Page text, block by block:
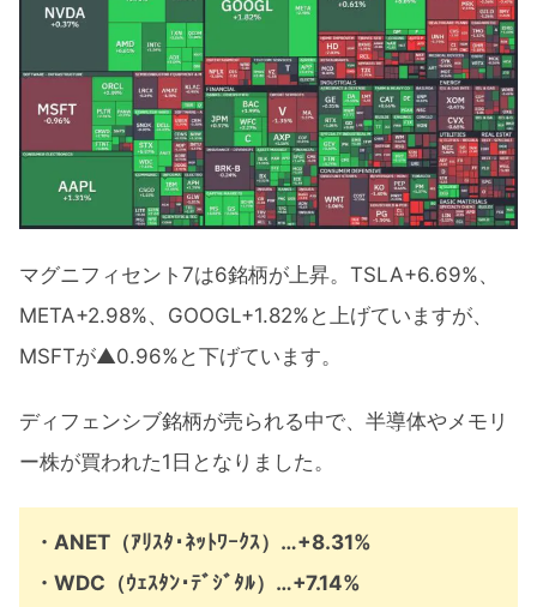
マグニフィセント7は6銘柄が上昇。TSLA+6.69%、
META+2.98%、GOOGL+1.82%と上げていますが、
MSFTが▲0.96%と下げています。
ディフェンシブ銘柄が売られる中で、半導体やメモリ
ー株が買われた1日となりました。
・ANET（ｱﾘｽﾀ･ﾈｯﾄﾜｰｸｽ）…+8.31%
・WDC（ｳｪｽﾀﾝ･ﾃﾞｼﾞﾀﾙ）…+7.14%